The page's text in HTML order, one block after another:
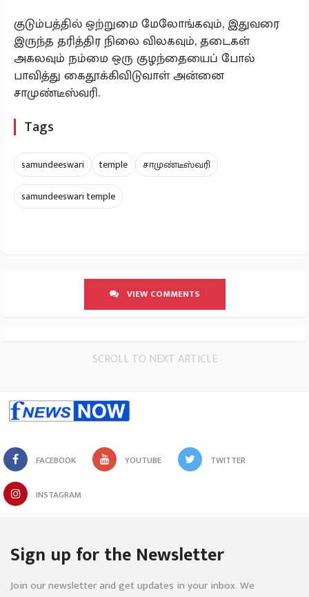
குடும்பத்தில் ஒற்றுமை மேலோங்கவும், இதுவரை
இருந்த தரித்திர நிலை விலகவும், தடைகள்
அகலவும் நம்மை ஒரு குழந்தையைப் போல்
பாவித்து கைதூக்கிவிடுவாள் அன்னை
சாமுண்டீஸ்வரி.
Tags
samundeeswari temple
சாமுண்டீஸ்வரி
samundeeswari temple
VIEW COMMENTS
SCROLL TO NEXT ARTICLE
FACEBOOK YOUTUBE TWITTER
INSTAGRAM
Sign up for the Newsletter
Join our newsletter and get updates in your inbox. We